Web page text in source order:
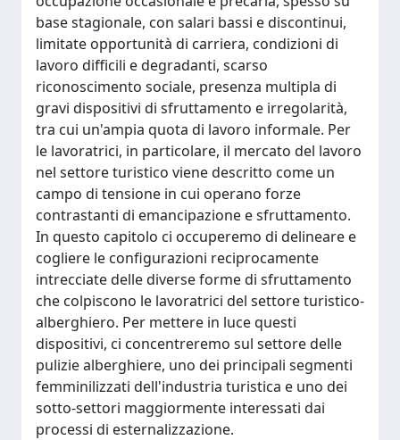
base stagionale, con salari bassi e discontinui,
limitate opportunità di carriera, condizioni di
lavoro difficili e degradanti, scarso
riconoscimento sociale, presenza multipla di
gravi dispositivi di sfruttamento e irregolarità,
tra cui un'ampia quota di lavoro informale. Per
le lavoratrici, in particolare, il mercato del lavoro
nel settore turistico viene descritto come un
campo di tensione in cui operano forze
contrastanti di emancipazione e sfruttamento.
In questo capitolo ci occuperemo di delineare e
cogliere le configurazioni reciprocamente
intrecciate delle diverse forme di sfruttamento
che colpiscono le lavoratrici del settore turistico-
alberghiero. Per mettere in luce questi
dispositivi, ci concentreremo sul settore delle
pulizie alberghiere, uno dei principali segmenti
femminilizzati dell'industria turistica e uno dei
sotto-settori maggiormente interessati dai
processi di esternalizzazione.